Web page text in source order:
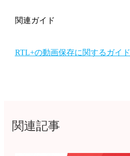
関連ガイド
RTL+の動画保存に関するガイド
関連記事